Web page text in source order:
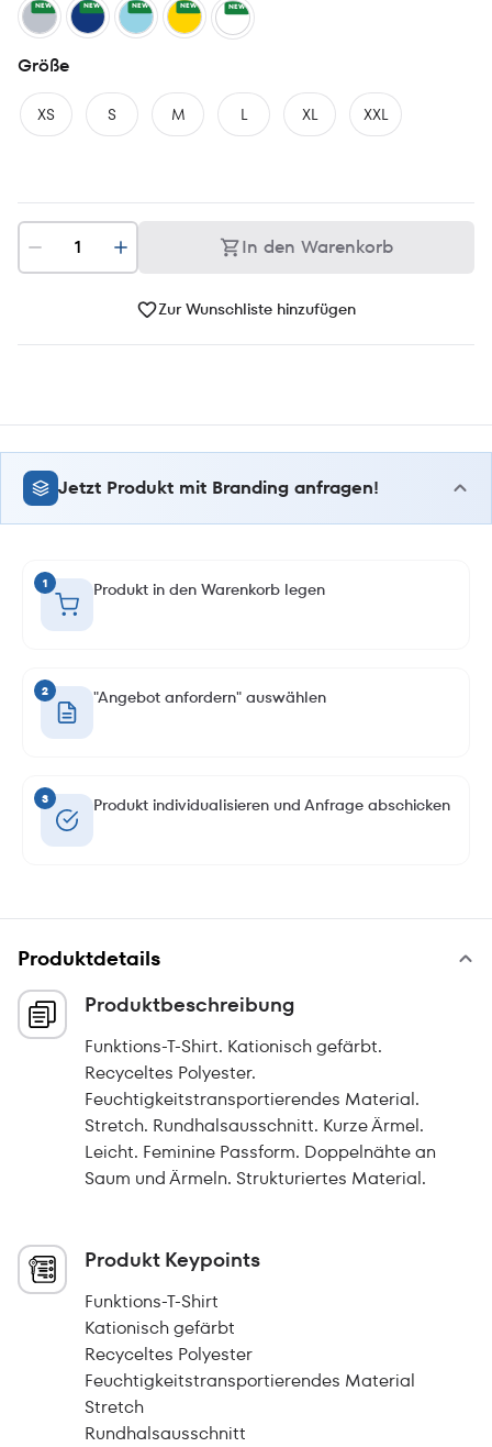
NEW NEW NEW NEW NEW
Größe
XS S M L XL XXL
In den Warenkorb
Zur Wunschliste hinzufügen
Jetzt Produkt mit Branding anfragen!
1 Produkt in den Warenkorb legen
2 "Angebot anfordern" auswählen
3 Produkt individualisieren und Anfrage abschicken
Produktdetails
Produktbeschreibung
Funktions-T-Shirt. Kationisch gefärbt.
Recyceltes Polyester.
Feuchtigkeitstransportierendes Material.
Stretch. Rundhalsausschnitt. Kurze Ärmel.
Leicht. Feminine Passform. Doppelnähte an
Saum und Ärmeln. Strukturiertes Material.
Produkt Keypoints
Funktions-T-Shirt
Kationisch gefärbt
Recyceltes Polyester
Feuchtigkeitstransportierendes Material
Stretch
Rundhalsausschnitt